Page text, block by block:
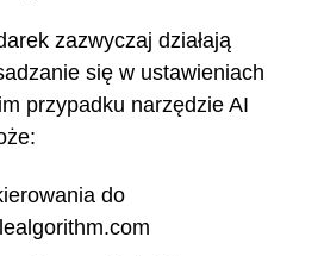
zazwyczaj działają
się w ustawieniach
przypadku narzędzie AI
do